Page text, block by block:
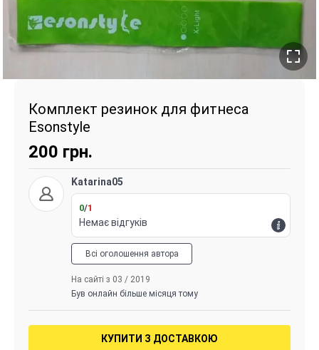
Комплект резинок для фитнеса
Esonstyle
200 грн.
Katarina05
0/1
Немає відгуків
Всі оголошення автора
На сайті з 03 / 2019
Був онлайн більше місяця тому
КУПИТИ З ДОСТАВКОЮ